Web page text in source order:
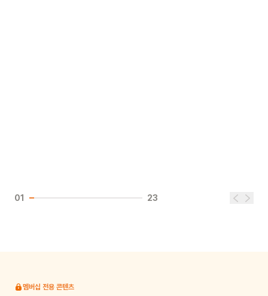
01 23
멤버십 전용 콘텐츠